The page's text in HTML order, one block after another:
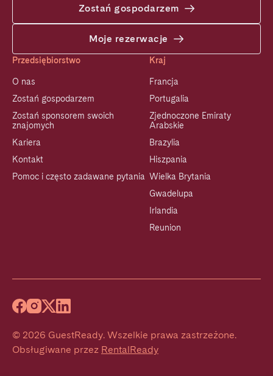
Zostań gospodarzem
Moje rezerwacje
Przedsiębiorstwo
O nas
Zostań gospodarzem
Zostań sponsorem swoich
znajomych
Kariera
Kontakt
Pomoc i często zadawane pytania
Kraj
Francja
Portugalia
Zjednoczone Emiraty
Arabskie
Brazylia
Hiszpania
Wielka Brytania
Gwadelupa
Irlandia
Reunion
© 2026 GuestReady. Wszelkie prawa zastrzeżone.
Obsługiwane przez RentalReady